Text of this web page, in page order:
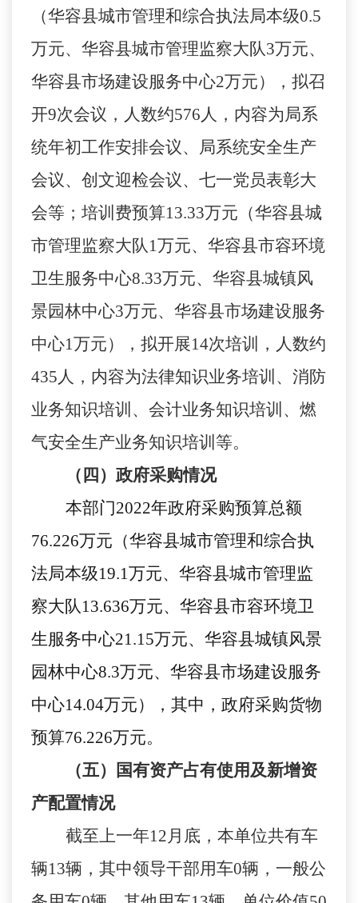
（华容县城市管理和综合执法局本级0.5
万元、华容县城市管理监察大队3万元、
华容县市场建设服务中心2万元），拟召
开9次会议，人数约576人，内容为局系
统年初工作安排会议、局系统安全生产
会议、创文迎检会议、七一党员表彰大
会等；培训费预算13.33万元（华容县城
市管理监察大队1万元、华容县市容环境
卫生服务中心8.33万元、华容县城镇风
景园林中心3万元、华容县市场建设服务
中心1万元），拟开展14次培训，人数约
435人，内容为法律知识业务培训、消防
业务知识培训、会计业务知识培训、燃
气安全生产业务知识培训等。
（四）政府采购情况
本部门2022年政府采购预算总额
76.226万元（华容县城市管理和综合执
法局本级19.1万元、华容县城市管理监
察大队13.636万元、华容县市容环境卫
生服务中心21.15万元、华容县城镇风景
园林中心8.3万元、华容县市场建设服务
中心14.04万元），其中，政府采购货物
预算76.226万元。
（五）国有资产占有使用及新增资
产配置情况
截至上一年12月底，本单位共有车
辆13辆，其中领导干部用车0辆，一般公